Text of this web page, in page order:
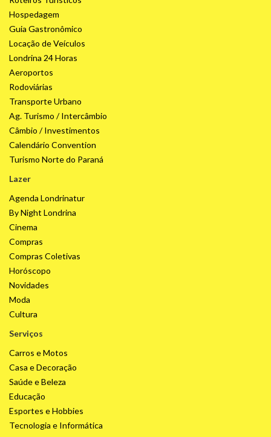
Hospedagem
Guia Gastronômico
Locação de Veículos
Londrina 24 Horas
Aeroportos
Rodoviárias
Transporte Urbano
Ag. Turismo / Intercâmbio
Câmbio / Investimentos
Calendário Convention
Turismo Norte do Paraná
Lazer
Agenda Londrinatur
By Night Londrina
Cinema
Compras
Compras Coletivas
Horóscopo
Novidades
Moda
Cultura
Serviços
Carros e Motos
Casa e Decoração
Saúde e Beleza
Educação
Esportes e Hobbies
Tecnologia e Informática